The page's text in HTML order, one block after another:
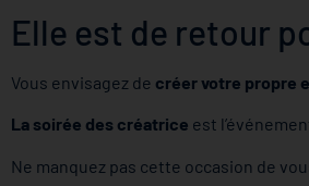
Elle est de retour
Vous envisagez de créer votre propre
La soirée des créatrice est
Ne manquez pas cette occasion de